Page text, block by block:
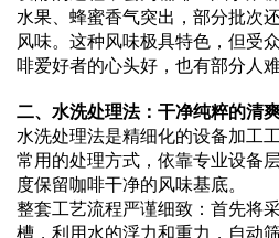
水果、蜂蜜香气突出，部分批次
风味。这种风味极具特色，但受
啡爱好者的心头好，也有部分人
二、水洗处理法：干净纯粹的清
水洗处理法是精细化的设备加工
常用的处理方式，依靠专业设备
度保留咖啡干净的风味基底。
整套工艺流程严谨细致：首先将
槽，利用水的浮力和重力，自动